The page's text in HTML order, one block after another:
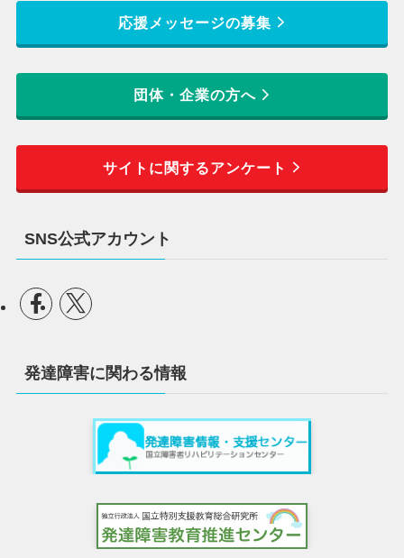
応援メッセージの募集
団体・企業の方へ
サイトに関するアンケート
SNS公式アカウント
発達障害に関わる情報